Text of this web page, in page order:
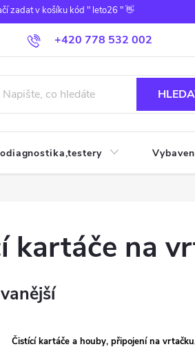
zadat v košíku kód " leto26 " 👋
+420 778 532 002
kartáče na
Čistící kartáče a houby, připojení na